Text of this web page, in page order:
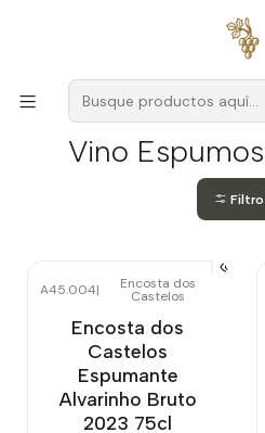
para pedidos
Vino Espumoso Alvarinho
Vino
A45.004| Encosta dos
Castelos
Encosta dos
Castelos
Espumante
Alvarinho Bruto
2023 75cl